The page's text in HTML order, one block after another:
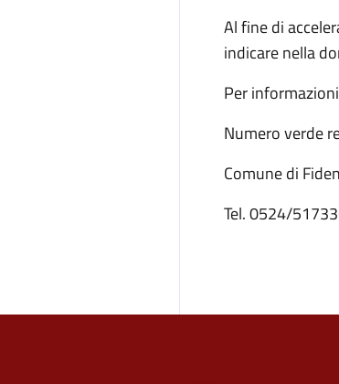
Al fine di
indicare nella
Per
Numero verde
Comune di
Tel. 0524/